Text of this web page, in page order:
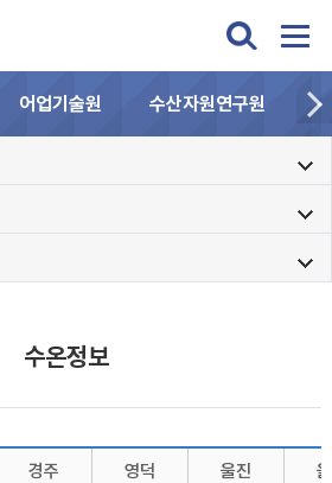
어업기술원 수산자원연구원
수온정보
경주 영덕 울진